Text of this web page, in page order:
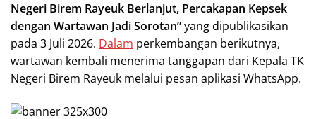
Negeri Birem Rayeuk Berlanjut, Percakapan Kepsek
dengan Wartawan Jadi Sorotan”yang dipublikasikan
pada 3 Juli 2026. Dalam perkembangan berikutnya,
wartawan kembali menerima tanggapan dari Kepala TK
Negeri Birem Rayeuk melalui pesan aplikasi WhatsApp.